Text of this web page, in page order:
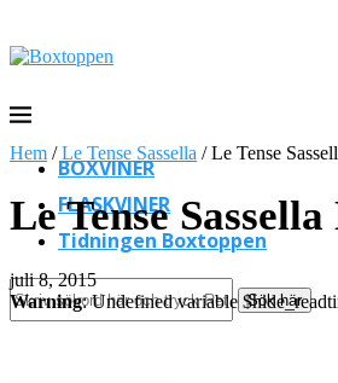
BOXVINER
FLASKVINER
Tidningen Boxtoppen
Sök här
Hem /Le Tense Sassella /Le Tense
Le Tense
juli 8, 2015
Warning: Undefined variable